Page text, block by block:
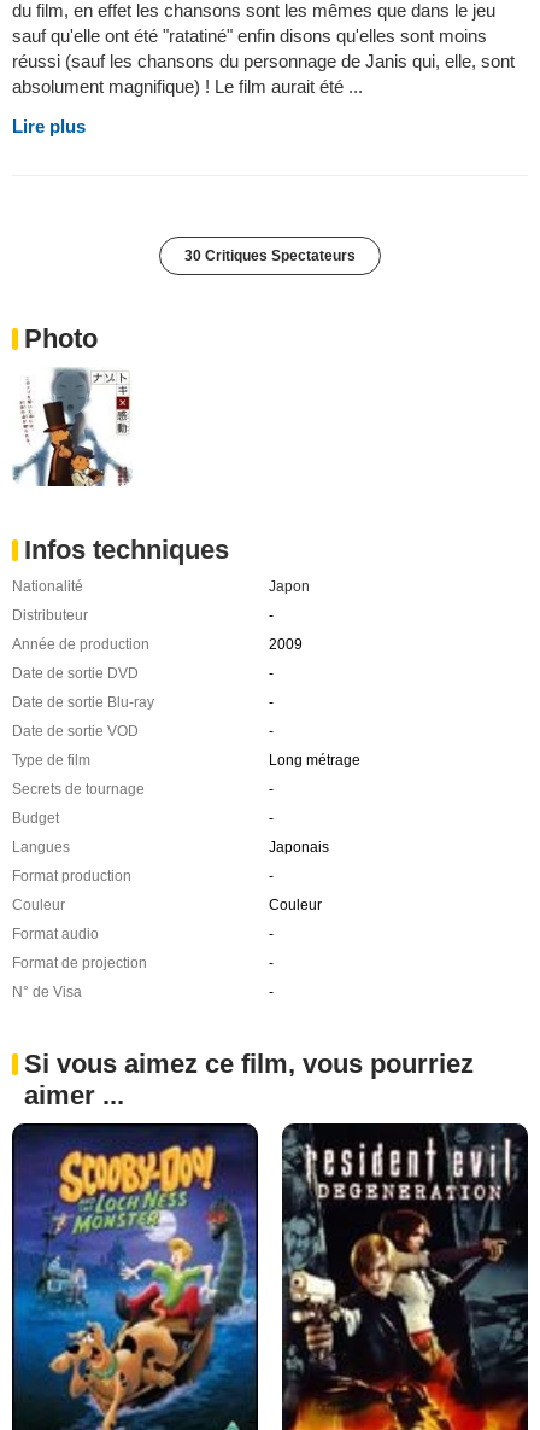
du film, en effet les chansons sont les mêmes que dans le jeu
sauf qu'elle ont été "ratatiné" enfin disons qu'elles sont moins
réussi (sauf les chansons du personnage de Janis qui, elle, sont
absolument magnifique) ! Le film aurait été ...
Lire plus
30 Critiques Spectateurs
Photo
Infos techniques
Nationalité
Japon
Distributeur
-
Année de production
2009
Date de sortie DVD
-
Date de sortie Blu-ray
-
Date de sortie VOD
-
Type de film
Long métrage
Secrets de tournage
-
Budget
-
Langues
Japonais
Format production
-
Couleur
Couleur
Format audio
-
Format de projection
-
N° de Visa
-
Si vous aimez ce film, vous pourriez
aimer ...